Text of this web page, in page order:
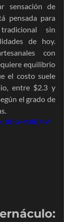
sensación de
pensada para
sin
de hoy.
con
equilibrio
el costo suele
entre $2.3 y
el grado de